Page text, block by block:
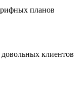
планов
клиентов